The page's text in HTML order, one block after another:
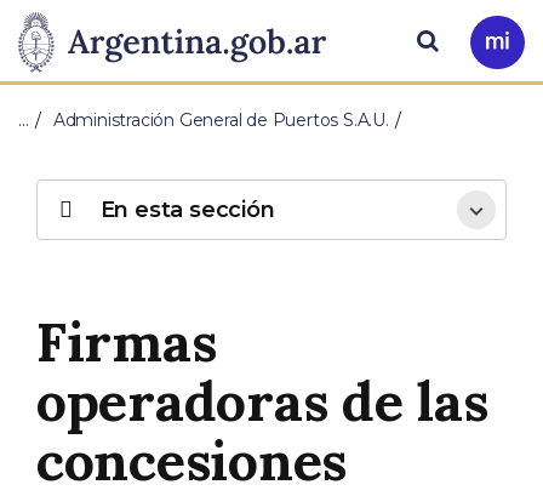
Presidencia
de
Nación
Pasar al contenido principal
Ir
a
Buscar
… Administración General de Puertos S.A.U.
Firmas
operadoras de las
concesiones
En esta sección